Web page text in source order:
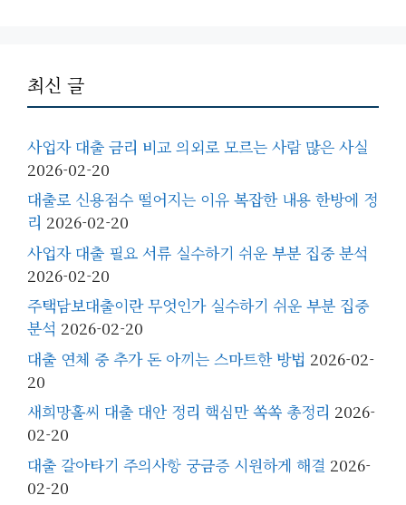
최신 글
사업자 대출 금리 비교 의외로 모르는 사람 많은 사실
2026-02-20
대출로 신용점수 떨어지는 이유 복잡한 내용 한방에 정
리 2026-02-20
사업자 대출 필요 서류 실수하기 쉬운 부분 집중 분석
2026-02-20
주택담보대출이란 무엇인가 실수하기 쉬운 부분 집중
분석 2026-02-20
대출 연체 중 추가 돈 아끼는 스마트한 방법 2026-02-
20
새희망홀씨 대출 대안 정리 핵심만 쏙쏙 총정리 2026-
02-20
대출 갈아타기 주의사항 궁금증 시원하게 해결 2026-
02-20